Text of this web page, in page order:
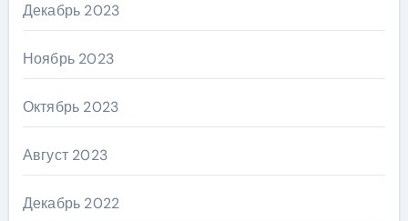
Декабрь 2023
Ноябрь 2023
Октябрь 2023
Август 2023
Декабрь 2022